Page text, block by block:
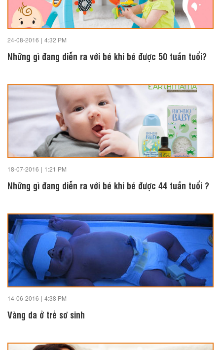
24-08-2016 | 4:32 PM
Những gì đang diễn ra với bé khi bé được 50 tuần tuổi?
18-07-2016 | 1:21 PM
Những gì đang diễn ra với bé khi bé được 44 tuần tuổi ?
14-06-2016 | 4:38 PM
Vàng da ở trẻ sơ sinh